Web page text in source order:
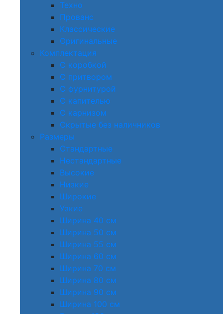
Техно
Прованс
Классические
Оригинальные
Комплектация
С коробкой
С притвором
С фурнитурой
С капителью
С карнизом
Скрытые без наличников
Размеры
Стандартные
Нестандартные
Высокие
Низкие
Широкие
Узкие
Ширина 40 см
Ширина 50 см
Ширина 55 см
Ширина 60 см
Ширина 70 см
Ширина 80 см
Ширина 90 см
Ширина 100 см